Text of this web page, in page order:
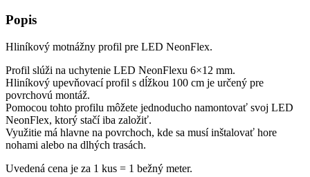
Popis
Hliníkový motnážny profil pre LED NeonFlex.
Profil slúži na uchytenie LED NeonFlexu 6×12 mm.
Hliníkový upevňovací profil s dĺžkou 100 cm je určený pre
povrchovú montáž.
Pomocou tohto profilu môžete jednoducho namontovať svoj LED
NeonFlex, ktorý stačí iba založiť.
Využitie má hlavne na povrchoch, kde sa musí inštalovať hore
nohami alebo na dlhých trasách.
Uvedená cena je za 1 kus = 1 bežný meter.